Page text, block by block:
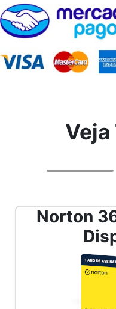
Veja
Norton